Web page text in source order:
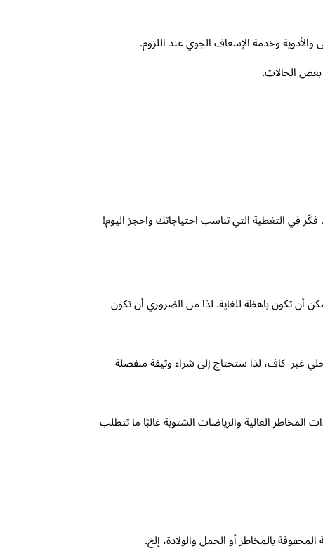
وخدمة الإسعاف الجوي عند اللزوم.
بعض الحالات.
أن تكون باهظة للغاية. لذا من الضروري أن تكون
غير كاف، لذا ستحتاج إلى شراء وثيقة منفصلة
العالية والرياضات الشتوية غالبًا ما تتطلب
بالمخاطر أو الحمل والولادة، إلخ.